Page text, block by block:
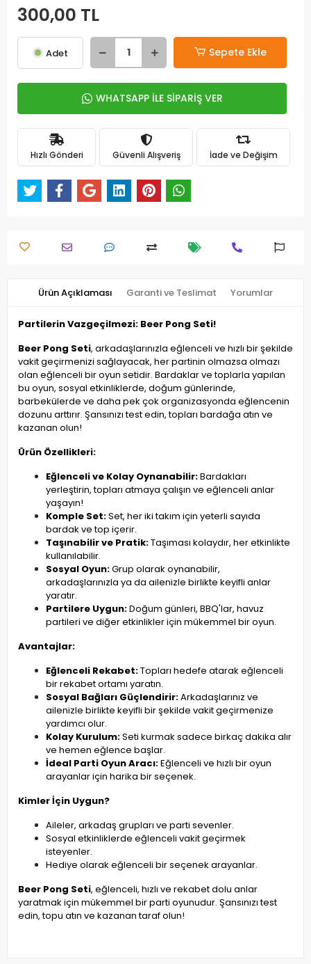
300,00 TL
Adet Sepete Ekle
WHATSAPP İLE SİPARİŞ VER
Hızlı Gönderi Güvenli Alışveriş İade ve Değişim
Ürün Açıklaması Garanti ve Teslimat Yorumlar
Partilerin Vazgeçilmezi: Beer Pong Seti!
Beer Pong Seti, arkadaşlarınızla eğlenceli ve hızlı bir şekilde
vakit geçirmenizi sağlayacak, her partinin olmazsa olmazı
olan eğlenceli bir oyun setidir. Bardaklar ve toplarla yapılan
bu oyun, sosyal etkinliklerde, doğum günlerinde,
barbekülerde ve daha pek çok organizasyonda eğlencenin
dozunu arttırır. Şansınızı test edin, topları bardağa atın ve
kazanan olun!
Ürün Özellikleri:
Eğlenceli ve Kolay Oynanabilir:Bardakları
yerleştirin, topları atmaya çalışın ve eğlenceli anlar
yaşayın!
Komple Set:Set, her iki takım için yeterli sayıda
bardak ve top içerir.
Taşınabilir ve Pratik:Taşıması kolaydır, her etkinlikte
kullanılabilir.
Sosyal Oyun:Grup olarak oynanabilir,
arkadaşlarınızla ya da ailenizle birlikte keyifli anlar
yaratır.
Partilere Uygun:Doğum günleri, BBQ'lar, havuz
partileri ve diğer etkinlikler için mükemmel bir oyun.
Avantajlar:
Eğlenceli Rekabet:Topları hedefe atarak eğlenceli
bir rekabet ortamı yaratın.
Sosyal Bağları Güçlendirir:Arkadaşlarınız ve
ailenizle birlikte keyifli bir şekilde vakit geçirmenize
yardımcı olur.
Kolay Kurulum:Seti kurmak sadece birkaç dakika alır
ve hemen eğlence başlar.
İdeal Parti Oyun Aracı:Eğlenceli ve hızlı bir oyun
arayanlar için harika bir seçenek.
Kimler İçin Uygun?
Aileler, arkadaş grupları ve parti sevenler.
Sosyal etkinliklerde eğlenceli vakit geçirmek
isteyenler.
Hediye olarak eğlenceli bir seçenek arayanlar.
Beer Pong Seti, eğlenceli, hızlı ve rekabet dolu anlar
yaratmak için mükemmel bir parti oyunudur. Şansınızı test
edin, topu atın ve kazanan taraf olun!